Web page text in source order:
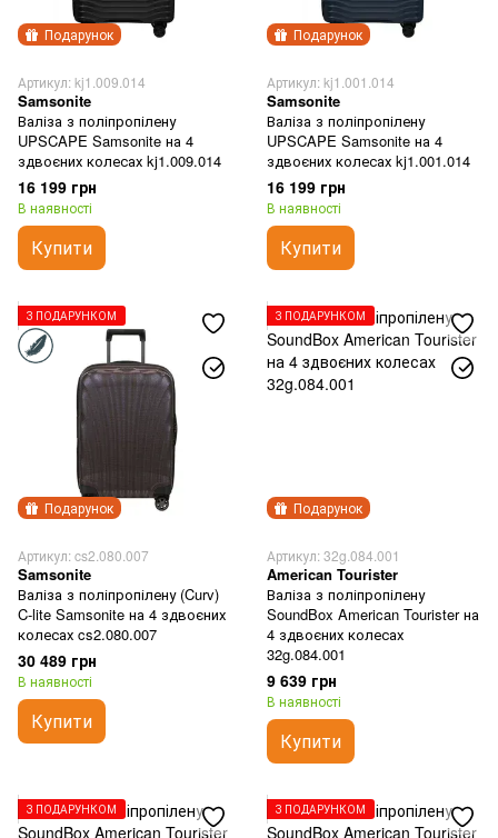
Подарунок
Артикул: kj1.009.014
Samsonite
Валіза з поліпропілену
UPSCAPE Samsonite на 4
здвоєних колесах kj1.009.014
16 199 грн
В наявності
Купити
Подарунок
Артикул: kj1.001.014
Samsonite
Валіза з поліпропілену
UPSCAPE Samsonite на 4
здвоєних колесах kj1.001.014
16 199 грн
В наявності
Купити
Подарунок
З ПОДАРУНКОМ
Артикул: cs2.080.007
Samsonite
Валіза з поліпропілену (Curv)
C-lite Samsonite на 4 здвоєних
колесах cs2.080.007
30 489 грн
В наявності
Купити
Подарунок
З ПОДАРУНКОМ
Артикул: 32g.084.001
American Tourister
Валіза з поліпропілену
SoundBox American Tourister на
4 здвоєних колесах
32g.084.001
9 639 грн
В наявності
Купити
З ПОДАРУНКОМ З ПОДАРУНКОМ